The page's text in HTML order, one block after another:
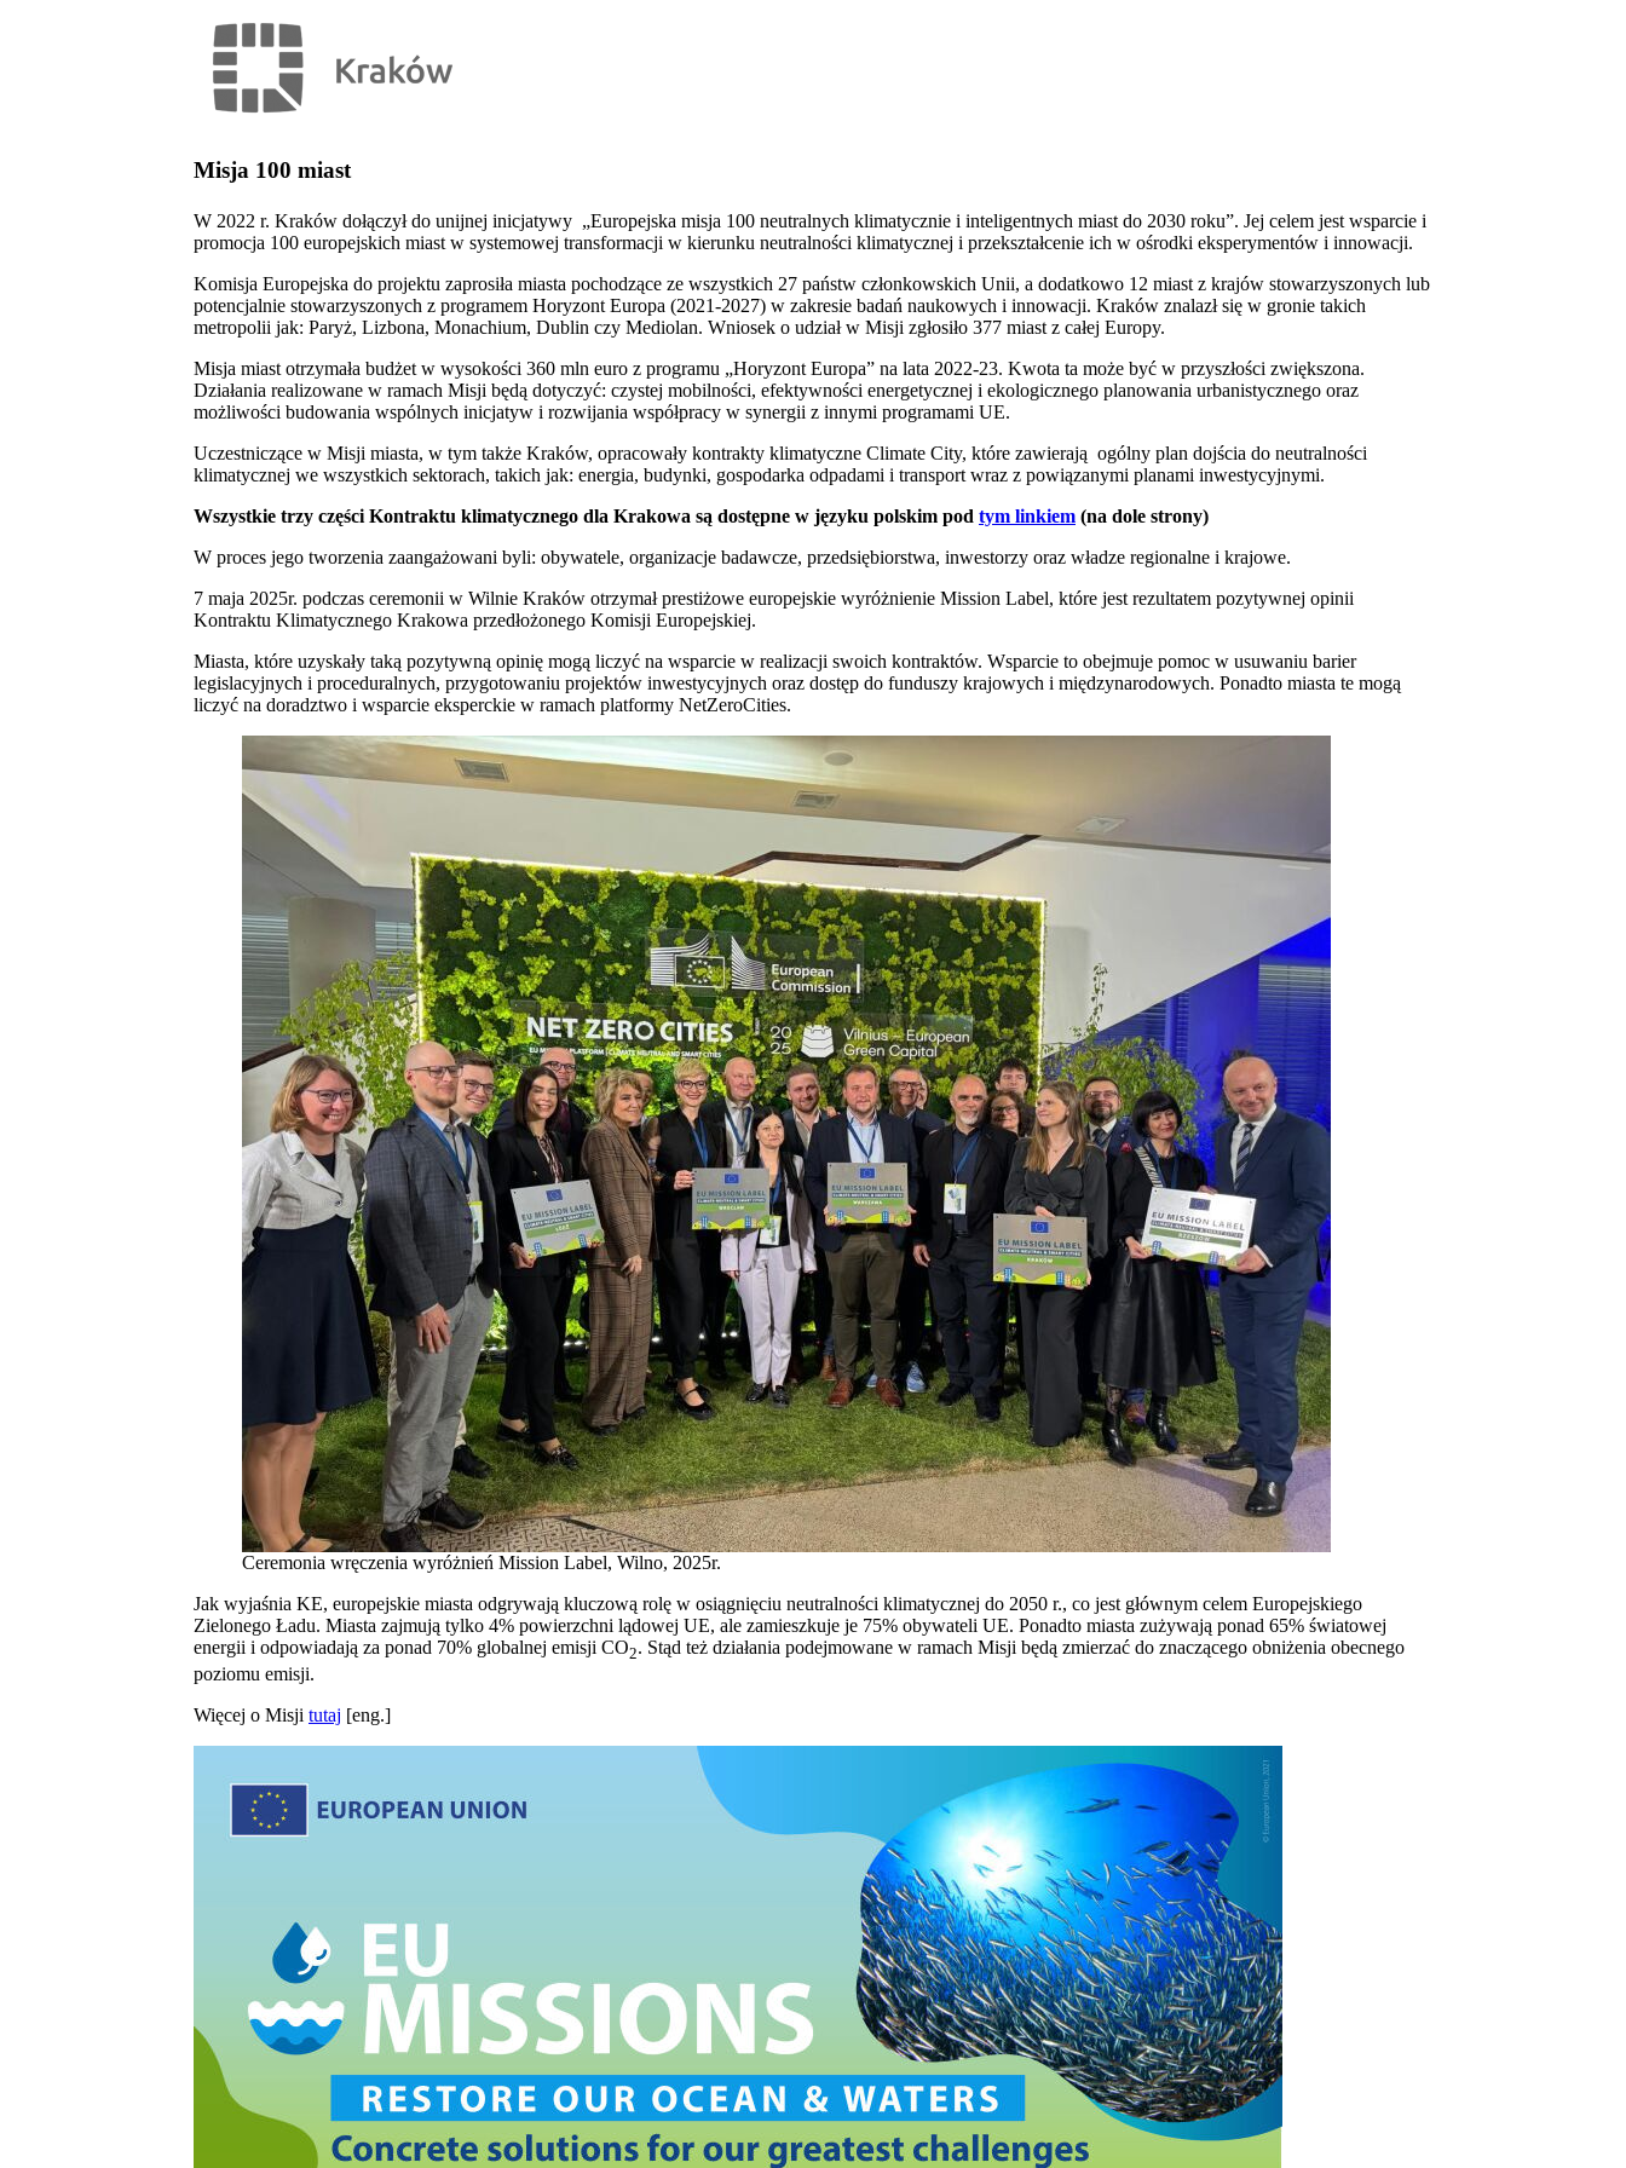
Misja 100 miast
W 2022 r. Kraków dołączył do unijnej inicjatywy „Europejska misja 100 neutralnych klimatycznie i inteligentnych miast do 2030 roku”. Jej celem jest wsparcie i
promocja 100 europejskich miast w systemowej transformacji w kierunku neutralności klimatycznej i przekształcenie ich w ośrodki eksperymentów i innowacji.
Komisja Europejska do projektu zaprosiła miasta pochodzące ze wszystkich 27 państw członkowskich Unii, a dodatkowo 12 miast z krajów stowarzyszonych lub
potencjalnie stowarzyszonych z programem Horyzont Europa (2021-2027) w zakresie badań naukowych i innowacji. Kraków znalazł się w gronie takich
metropolii jak: Paryż, Lizbona, Monachium, Dublin czy Mediolan. Wniosek o udział w Misji zgłosiło 377 miast z całej Europy.
Misja miast otrzymała budżet w wysokości 360 mln euro z programu „Horyzont Europa” na lata 2022-23. Kwota ta może być w przyszłości zwiększona.
Działania realizowane w ramach Misji będą dotyczyć: czystej mobilności, efektywności energetycznej i ekologicznego planowania urbanistycznego oraz
możliwości budowania wspólnych inicjatyw i rozwijania współpracy w synergii z innymi programami UE.
Uczestniczące w Misji miasta, w tym także Kraków, opracowały kontrakty klimatyczne Climate City, które zawierają ogólny plan dojścia do neutralności
klimatycznej we wszystkich sektorach, takich jak: energia, budynki, gospodarka odpadami i transport wraz z powiązanymi planami inwestycyjnymi.
Wszystkie trzy części Kontraktu klimatycznego dla Krakowa są dostępne w języku polskim pod tym linkiem (na dole strony)
W proces jego tworzenia zaangażowani byli: obywatele, organizacje badawcze, przedsiębiorstwa, inwestorzy oraz władze regionalne i krajowe.
7 maja 2025r. podczas ceremonii w Wilnie Kraków otrzymał prestiżowe europejskie wyróżnienie Mission Label, które jest rezultatem pozytywnej opinii
Kontraktu Klimatycznego Krakowa przedłożonego Komisji Europejskiej.
Miasta, które uzyskały taką pozytywną opinię mogą liczyć na wsparcie w realizacji swoich kontraktów. Wsparcie to obejmuje pomoc w usuwaniu barier
legislacyjnych i proceduralnych, przygotowaniu projektów inwestycyjnych oraz dostęp do funduszy krajowych i międzynarodowych. Ponadto miasta te mogą
liczyć na doradztwo i wsparcie eksperckie w ramach platformy NetZeroCities.
Ceremonia wręczenia wyróżnień Mission Label, Wilno, 2025r.
Jak wyjaśnia KE, europejskie miasta odgrywają kluczową rolę w osiągnięciu neutralności klimatycznej do 2050 r., co jest głównym celem Europejskiego
Zielonego Ładu. Miasta zajmują tylko 4% powierzchni lądowej UE, ale zamieszkuje je 75% obywateli UE. Ponadto miasta zużywają ponad 65% światowej
energii i odpowiadają za ponad 70% globalnej emisji CO2. Stąd też działania podejmowane w ramach Misji będą zmierzać do znaczącego obniżenia obecnego
poziomu emisji.
Więcej o Misji tutaj [eng.]